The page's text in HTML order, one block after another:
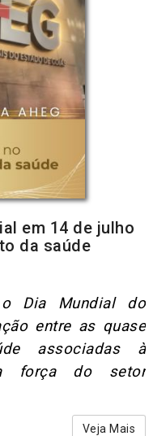
em 14 de julho
da saúde
Dia Mundial do
entre as quase
associadas à
a força do setor
Veja Mais